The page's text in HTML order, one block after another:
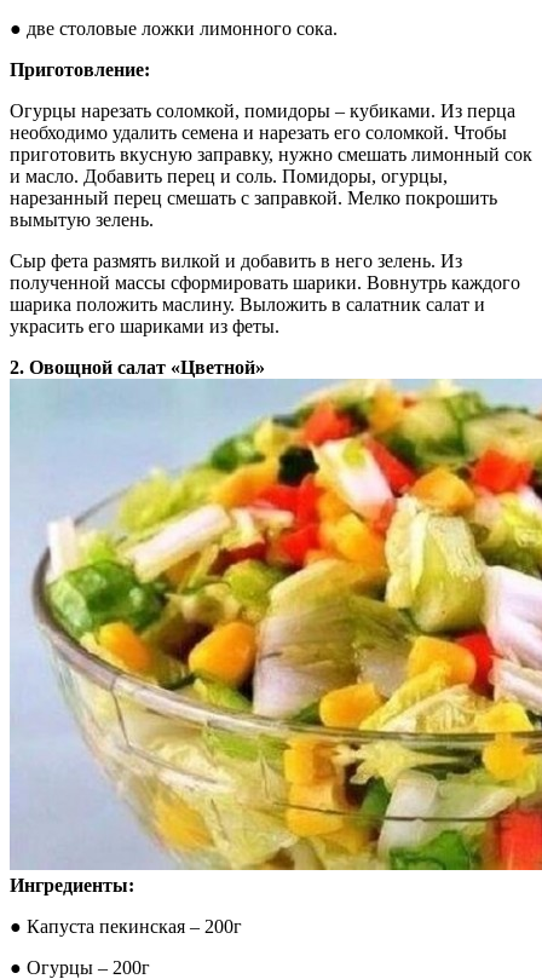
● две столовые ложки лимонного сока.
Приготовление:
Огурцы нарезать соломкой, помидоры – кубиками. Из перца
необходимо удалить семена и нарезать его соломкой. Чтобы
приготовить вкусную заправку, нужно смешать лимонный сок
и масло. Добавить перец и соль. Помидоры, огурцы,
нарезанный перец смешать с заправкой. Мелко покрошить
вымытую зелень.
Сыр фета размять вилкой и добавить в него зелень. Из
полученной массы сформировать шарики. Вовнутрь каждого
шарика положить маслину. Выложить в салатник салат и
украсить его шариками из феты.
2. Овощной салат «Цветной»
Ингредиенты:
● Капуста пекинская – 200г
● Огурцы – 200г